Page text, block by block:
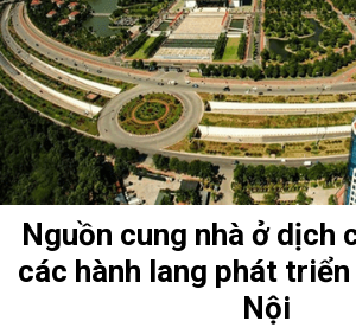
Nguồn cung nhà ở dịch
các hành lang phát
Nội